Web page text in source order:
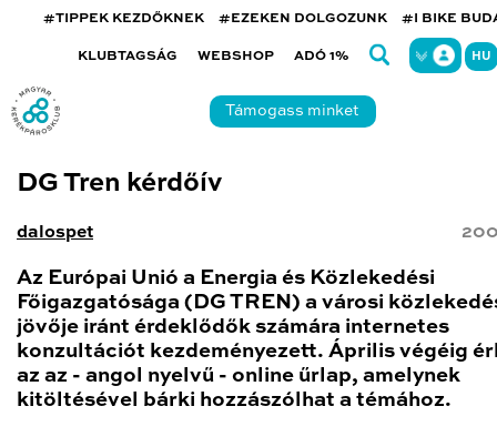
#TIPPEK KEZDŐKNEK #EZEKEN DOLGOZUNK #I BIKE
KLUBTAGSÁG WEBSHOP ADÓ 1% HU
Támogass minket
DG Tren kérdőív
dalospet
Az Európai Unió a Energia és Közlekedési
Főigazgatósága (DG TREN) a városi
jövője iránt érdeklődők számára internetes
konzultációt kezdeményezett. Április végéig
az az - angol nyelvű - online űrlap, amelynek
kitöltésével bárki hozzászólhat a témához.